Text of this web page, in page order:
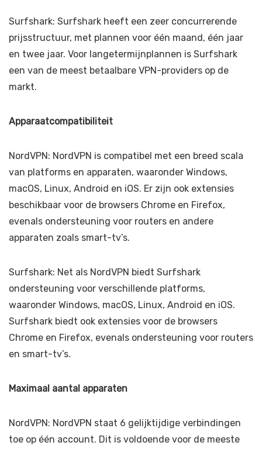
Surfshark: Surfshark heeft een zeer concurrerende
prijsstructuur, met plannen voor één maand, één jaar
en twee jaar. Voor langetermijnplannen is Surfshark
een van de meest betaalbare VPN-providers op de
markt.
Apparaatcompatibiliteit
NordVPN: NordVPN is compatibel met een breed scala
van platforms en apparaten, waaronder Windows,
macOS, Linux, Android en iOS. Er zijn ook extensies
beschikbaar voor de browsers Chrome en Firefox,
evenals ondersteuning voor routers en andere
apparaten zoals smart-tv’s.
Surfshark: Net als NordVPN biedt Surfshark
ondersteuning voor verschillende platforms,
waaronder Windows, macOS, Linux, Android en iOS.
Surfshark biedt ook extensies voor de browsers
Chrome en Firefox, evenals ondersteuning voor routers
en smart-tv’s.
Maximaal aantal apparaten
NordVPN: NordVPN staat 6 gelijktijdige verbindingen
toe op één account. Dit is voldoende voor de meeste